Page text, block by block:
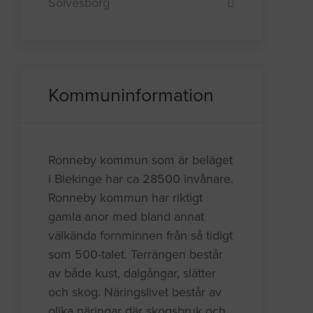
Kommuninformation
Ronneby kommun som är beläget
i Blekinge har ca 28500 invånare.
Ronneby kommun har riktigt
gamla anor med bland annat
välkända fornminnen från så tidigt
som 500-talet. Terrängen består
av både kust, dalgångar, slätter
och skog. Näringslivet består av